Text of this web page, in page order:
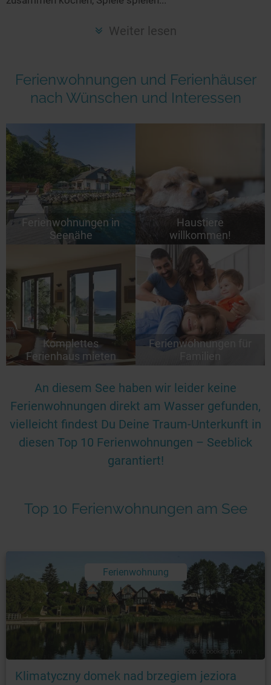
Glamping
Seen in Europa
Niederlande
Norwegen
alle Länder…
Weiter lesen
Ferienwohnungen und Ferienhäuser
nach Wünschen und Interessen
Ferienwohnungen in
Seenähe
Haustiere
willkommen!
Komplettes
Ferienhaus mieten
Ferienwohnungen für
Familien
An diesem See haben wir leider keine
Ferienwohnungen direkt am Wasser gefunden,
vielleicht findest Du Deine Traum-Unterkunft in
diesen Top 10 Ferienwohnungen – Seeblick
garantiert!
Top 10 Ferienwohnungen am See
Ferienwohnung
Foto: © booking.com
Klimatyczny domek nad brzegiem jeziora